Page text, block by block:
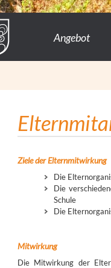
Angebot
Ziele der Elternmitwirkung
Die
Die
Schule
Die
Mitwirkung
Die Mitwirkung der